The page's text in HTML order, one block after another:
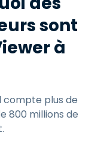
sont
à
compte plus de
800 millions de